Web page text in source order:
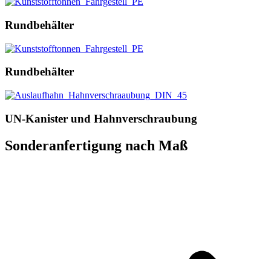
Rundbehälter
Rundbehälter
UN-Kanister und Hahnverschraubung
Sonderanfertigung nach Maß